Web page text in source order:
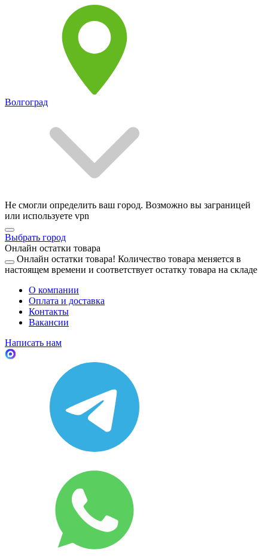
Волгоград
Не смогли определить ваш город. Возможно вы заграницей
или используете vpn
Выбрать город
Онлайн остатки товара
Онлайн остатки товара! Количество товара меняется в
настоящем времени и соответствует остатку товара на складе
О компании
Оплата и доставка
Контакты
Вакансии
Написать нам